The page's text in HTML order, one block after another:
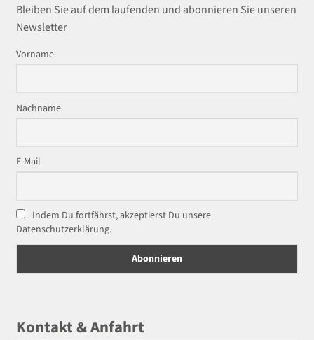
Bleiben Sie auf dem laufenden und abonnieren Sie unseren
Newsletter
Vorname
Nachname
E-Mail
Indem Du fortfährst, akzeptierst Du unsere
Datenschutzerklärung.
Kontakt & Anfahrt